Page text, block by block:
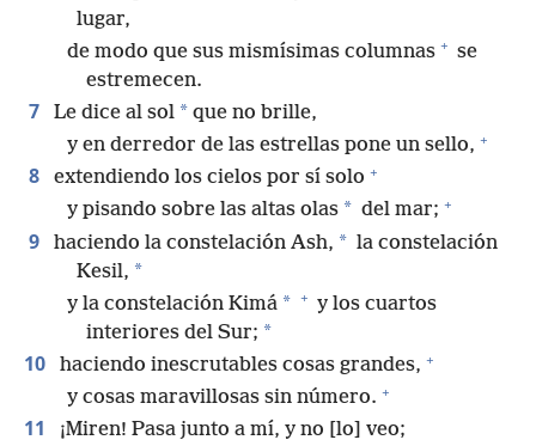
lugar,
de modo que sus mismísimas columnas + se
estremecen.
7 Le dice al sol * que no brille,
y en derredor de las estrellas pone un sello, +
8 extendiendo los cielos por sí solo +
y pisando sobre las altas olas * del mar; +
9 haciendo la constelación Ash, * la constelación
Kesil, *
y la constelación Kimá * + y los cuartos
interiores del Sur; *
10 haciendo inescrutables cosas grandes, +
y cosas maravillosas sin número. +
11
¡Miren! Pasa junto a mí, y no [lo] veo;